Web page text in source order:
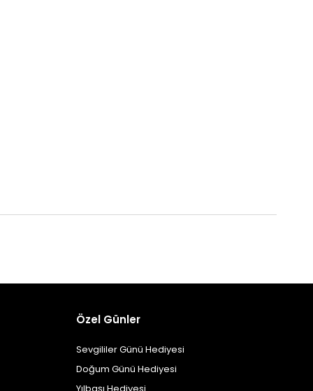
Özel Günler
Sevgililer Günü Hediyesi
Doğum Günü Hediyesi
Yılbaşı Hediyesi